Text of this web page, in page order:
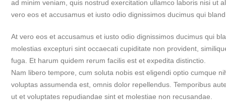
ad minim veniam, quis nostrud exercitation ullamco laboris nisi ut
vero eos et accusamus et iusto odio dignissimos ducimus qui
At vero eos et accusamus et iusto odio dignissimos ducimus qui
molestias excepturi sint occaecati cupiditate non provident,
fuga. Et harum quidem rerum facilis est et expedita distinctio.
Nam libero tempore, cum soluta nobis est eligendi optio cumque
voluptas assumenda est, omnis dolor repellendus. Temporibus
ut et voluptates repudiandae sint et molestiae non recusandae.